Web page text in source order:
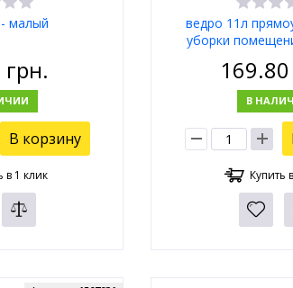
малый
грн.
В корзину
в 1 клик
ведро 11л
уборки
169.80
В
Купить